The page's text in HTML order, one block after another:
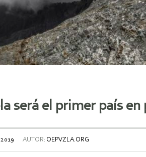
será el primer país
AUTOR: OEPVZLA.ORG